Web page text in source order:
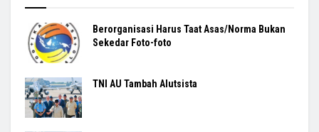
Berorganisasi Harus Taat Asas/Norma Bukan
Sekedar Foto-foto
TNI AU Tambah Alutsista